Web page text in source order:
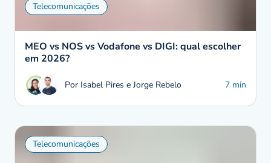
Telecomunicações
MEO vs NOS vs Vodafone vs DIGI: qual escolher
em 2026?
Por Isabel Pires e Jorge Rebelo 7 min
Telecomunicações